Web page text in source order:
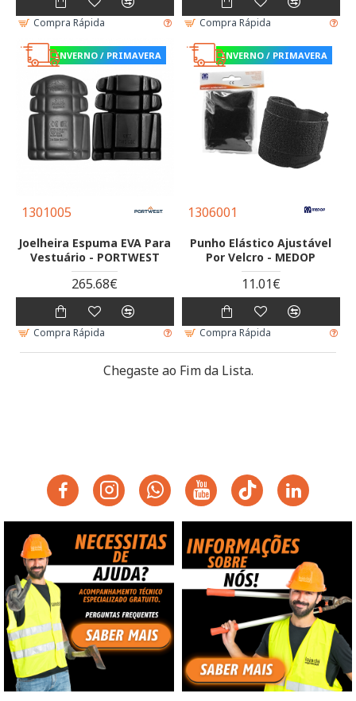
Compra Rápida Compra Rápida
INVERNO / PRIMAVERA
1301005
Joelheira Espuma EVA Para
Vestuário - PORTWEST
265.68€
Compra Rápida
INVERNO / PRIMAVERA
1306001
Punho Elástico Ajustável
Por Velcro - MEDOP
11.01€
Compra Rápida
Chegaste ao Fim da Lista.